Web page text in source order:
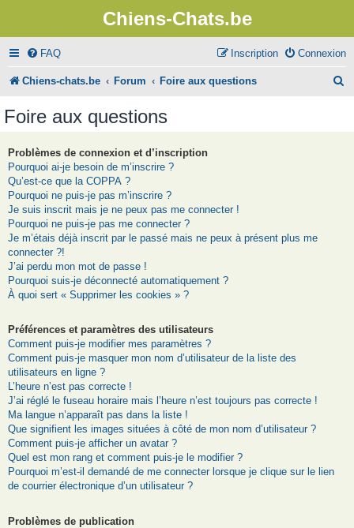
Chiens-Chats.be
FAQ Connexion
Inscription
Chiens-chats.be Forum Foire aux questions
Foire aux questions
Problèmes de connexion et d’inscription
Pourquoi ai-je besoin de m’inscrire ?
Qu’est-ce que la COPPA ?
Pourquoi ne puis-je pas m’inscrire ?
Je suis inscrit mais je ne peux pas me connecter !
Pourquoi ne puis-je pas me connecter ?
Je m’étais déjà inscrit par le passé mais ne peux à présent plus me
connecter ?!
J’ai perdu mon mot de passe !
Pourquoi suis-je déconnecté automatiquement ?
À quoi sert « Supprimer les cookies » ?
Préférences et paramètres des utilisateurs
Comment puis-je modifier mes paramètres ?
Comment puis-je masquer mon nom d’utilisateur de la liste des
utilisateurs en ligne ?
L’heure n’est pas correcte !
J’ai réglé le fuseau horaire mais l’heure n’est toujours pas correcte !
Ma langue n’apparaît pas dans la liste !
Que signifient les images situées à côté de mon nom d’utilisateur ?
Comment puis-je afficher un avatar ?
Quel est mon rang et comment puis-je le modifier ?
Pourquoi m’est-il demandé de me connecter lorsque je clique sur le lien
de courrier électronique d’un utilisateur ?
Problèmes de publication